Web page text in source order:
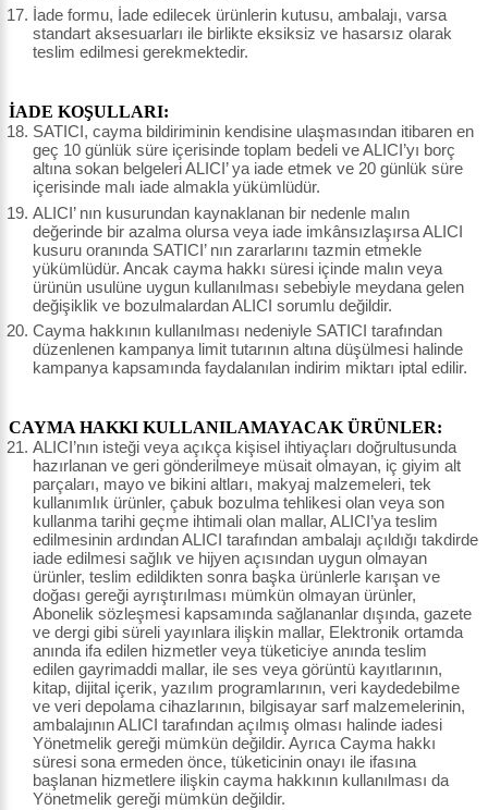
İade formu, İade edilecek ürünlerin kutusu, ambalajı, varsa
standart aksesuarları ile birlikte eksiksiz ve hasarsız olarak
teslim edilmesi gerekmektedir.
İADE KOŞULLARI:
SATICI, cayma bildiriminin kendisine ulaşmasından itibaren en
geç 10 günlük süre içerisinde toplam bedeli ve ALICI’yı borç
altına sokan belgeleri ALICI’ ya iade etmek ve 20 günlük süre
içerisinde malı iade almakla yükümlüdür.
ALICI’ nın kusurundan kaynaklanan bir nedenle malın
değerinde bir azalma olursa veya iade imkânsızlaşırsa ALICI
kusuru oranında SATICI’ nın zararlarını tazmin etmekle
yükümlüdür. Ancak cayma hakkı süresi içinde malın veya
ürünün usulüne uygun kullanılması sebebiyle meydana gelen
değişiklik ve bozulmalardan ALICI sorumlu değildir.
Cayma hakkının kullanılması nedeniyle SATICI tarafından
düzenlenen kampanya limit tutarının altına düşülmesi halinde
kampanya kapsamında faydalanılan indirim miktarı iptal edilir.
CAYMA HAKKI KULLANILAMAYACAK ÜRÜNLER:
ALICI’nın isteği veya açıkça kişisel ihtiyaçları doğrultusunda
hazırlanan ve geri gönderilmeye müsait olmayan, iç giyim alt
parçaları, mayo ve bikini altları, makyaj malzemeleri, tek
kullanımlık ürünler, çabuk bozulma tehlikesi olan veya son
kullanma tarihi geçme ihtimali olan mallar, ALICI’ya teslim
edilmesinin ardından ALICI tarafından ambalajı açıldığı takdirde
iade edilmesi sağlık ve hijyen açısından uygun olmayan
ürünler, teslim edildikten sonra başka ürünlerle karışan ve
doğası gereği ayrıştırılması mümkün olmayan ürünler,
Abonelik sözleşmesi kapsamında sağlananlar dışında, gazete
ve dergi gibi süreli yayınlara ilişkin mallar, Elektronik ortamda
anında ifa edilen hizmetler veya tüketiciye anında teslim
edilen gayrimaddi mallar, ile ses veya görüntü kayıtlarının,
kitap, dijital içerik, yazılım programlarının, veri kaydedebilme
ve veri depolama cihazlarının, bilgisayar sarf malzemelerinin,
ambalajının ALICI tarafından açılmış olması halinde iadesi
Yönetmelik gereği mümkün değildir. Ayrıca Cayma hakkı
süresi sona ermeden önce, tüketicinin onayı ile ifasına
başlanan hizmetlere ilişkin cayma hakkının kullanılması da
Yönetmelik gereği mümkün değildir.